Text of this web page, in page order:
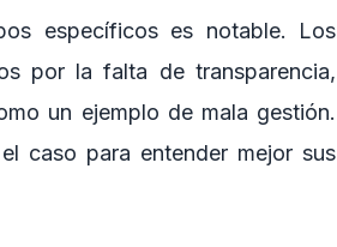
específicos es notable. Los
por la falta de transparencia,
un ejemplo de mala gestión.
caso para entender mejor sus